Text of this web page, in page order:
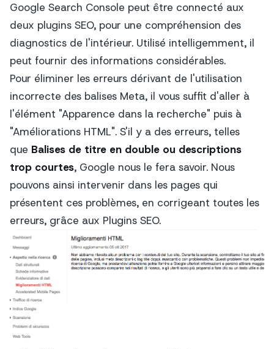
Google Search Console peut être connecté aux
deux plugins SEO, pour une compréhension des
diagnostics de l'intérieur. Utilisé intelligemment, il
peut fournir des informations considérables.
Pour éliminer les erreurs dérivant de l'utilisation
incorrecte des balises Meta, il vous suffit d'aller à
l'élément "Apparence dans la recherche" puis à
"Améliorations HTML". S'il y a des erreurs, telles
que Balises de titre en double ou descriptions
trop courtes, Google nous le fera savoir. Nous
pouvons ainsi intervenir dans les pages qui
présentent ces problèmes, en corrigeant toutes les
erreurs, grâce aux Plugins SEO.